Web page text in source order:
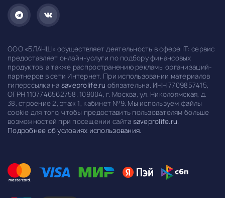
ООО «БЛАНШ» осуществляет деятельность в сфере IT: сервис
предоставляет онлайн-услуги по подбору финансовых
продуктов, а также распространению рекламы организаций-
партнеров в сети Интернет. При использовании материалов
гиперссылка на saveprolife.ru обязательна. ИНН 7709857415,
ОГРН 1107746562758. 109004, г. Москва, ул. Николоямская, д.
38, строение 2, этаж 1, кабинет №9. Мы используем файлы
cookie для того, чтобы предоставить пользователям больше
возможностей при посещении сайта saveprolife.ru.
Подробнее об условиях использования.